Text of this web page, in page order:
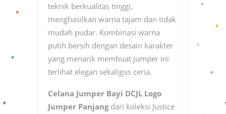
teknik berkualitas tinggi,
menghasilkan warna tajam dan tidak
mudah pudar. Kombinasi warna
putih bersih dengan desain karakter
yang menarik membuat jumper ini
terlihat elegan sekaligus ceria.
Celana Jumper Bayi DCJL Logo
Jumper Panjangdari koleksi Justice